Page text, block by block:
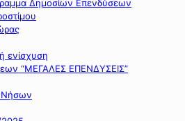
Δημοσίων Επενδύσεων
ενίσχυση
“ΜΕΓΑΛΕΣ ΕΠΕΝΔΥΣΕΙΣ”
Νήσων